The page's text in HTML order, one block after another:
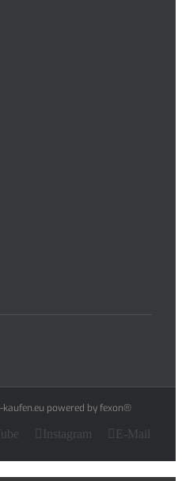
powered by fexon®
Instagram E-Mail